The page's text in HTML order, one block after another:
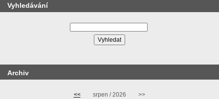
Vyhledávání
Archiv
<< srpen / 2026 >>